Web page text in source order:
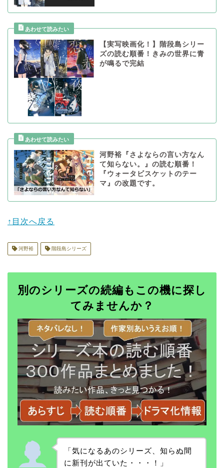
【実写映画化！】階段島シリー
ズの読む順番！きみの世界に青
が鳴るで完結
河野裕『さよならの言い方なん
て知らない。』の読む順番！
『ウォータビスケットのテー
マ』の改題です。
↑目次へ戻る
河野裕 階段島シリーズ
別のシリーズの続編もこの機に探し
てみませんか？
「気になるあのシリーズ、知らぬ間
に新刊が出ていた・・・！」